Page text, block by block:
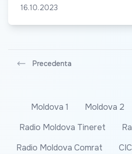
16.10.2023
Precedenta
Moldova 1 Moldova 2
Radio Moldova Tineret
Radio Moldova Comrat
CIC